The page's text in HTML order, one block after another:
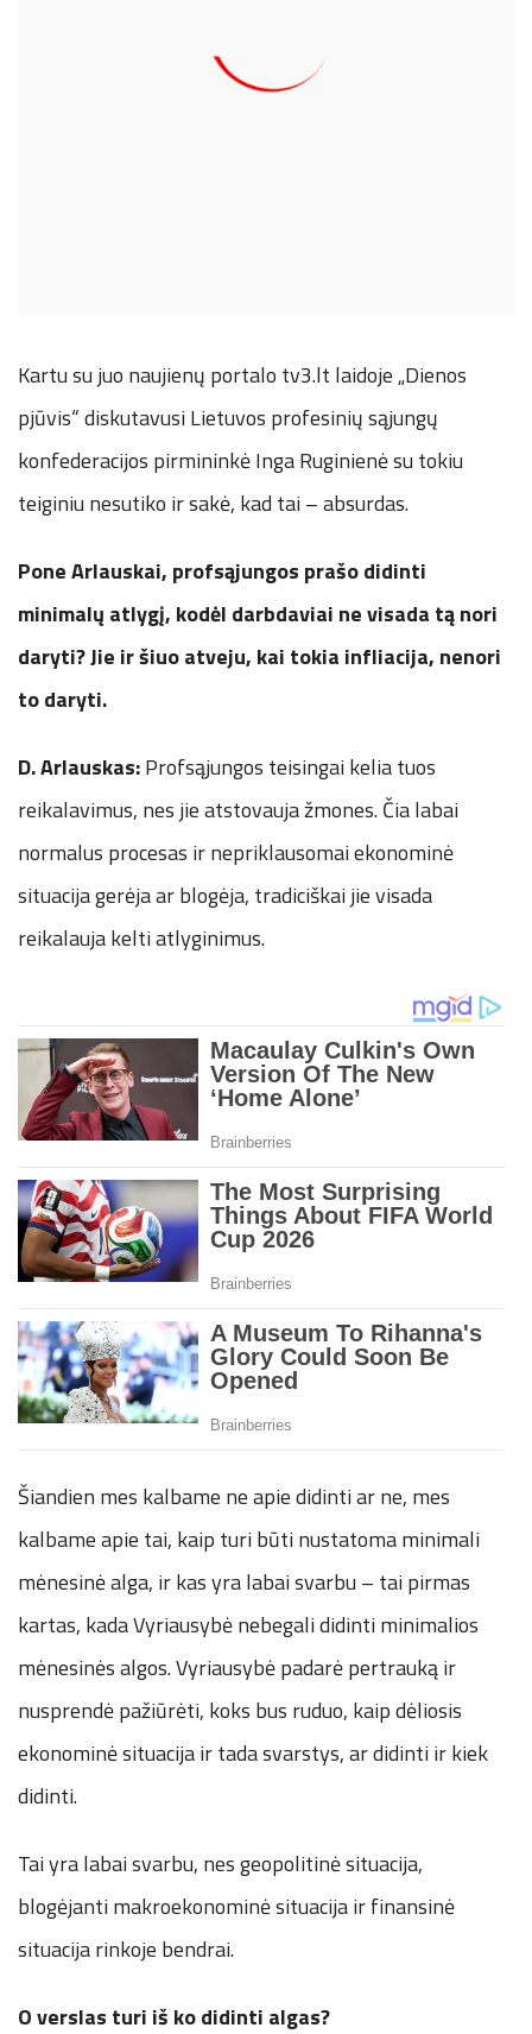
Kartu su juo naujienų portalo tv3.lt laidoje „Dienos
pjūvis“ diskutavusi Lietuvos profesinių sąjungų
konfederacijos pirmininkė Inga Ruginienė su tokiu
teiginiu nesutiko ir sakė, kad tai – absurdas.
Pone Arlauskai, profsąjungos prašo didinti
minimalų atlygį, kodėl darbdaviai ne visada tą nori
daryti? Jie ir šiuo atveju, kai tokia infliacija, nenori
to daryti.
D. Arlauskas:Profsąjungos teisingai kelia tuos
reikalavimus, nes jie atstovauja žmones. Čia labai
normalus procesas ir nepriklausomai ekonominė
situacija gerėja ar blogėja, tradiciškai jie visada
reikalauja kelti atlyginimus.
Šiandien mes kalbame ne apie didinti ar ne, mes
kalbame apie tai, kaip turi būti nustatoma minimali
mėnesinė alga, ir kas yra labai svarbu – tai pirmas
kartas, kada Vyriausybė nebegali didinti minimalios
mėnesinės algos. Vyriausybė padarė pertrauką ir
nusprendė pažiūrėti, koks bus ruduo, kaip dėliosis
ekonominė situacija ir tada svarstys, ar didinti ir kiek
didinti.
Tai yra labai svarbu, nes geopolitinė situacija,
blogėjanti makroekonominė situacija ir finansinė
situacija rinkoje bendrai.
O verslas turi iš ko didinti algas?